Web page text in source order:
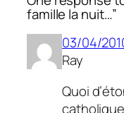
famille la nuit…”
03/04/
Ray
Quoi